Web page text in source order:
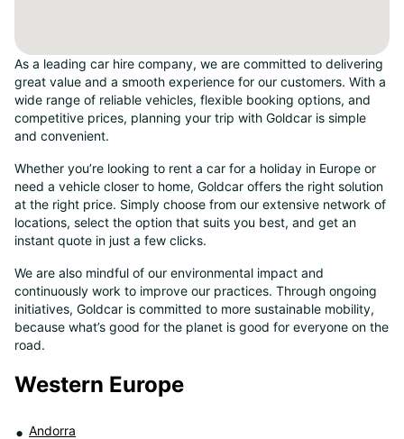
8
As a leading car hire company, we are committed to delivering
great value and a smooth experience for our customers. With a
wide range of reliable vehicles, flexible booking options, and
competitive prices, planning your trip with Goldcar is simple
and convenient.
Whether you’re looking to rent a car for a holiday in Europe or
need a vehicle closer to home, Goldcar offers the right solution
at the right price. Simply choose from our extensive network of
locations, select the option that suits you best, and get an
instant quote in just a few clicks.
We are also mindful of our environmental impact and
continuously work to improve our practices. Through ongoing
initiatives, Goldcar is committed to more sustainable mobility,
because what’s good for the planet is good for everyone on the
road.
Western Europe
Andorra